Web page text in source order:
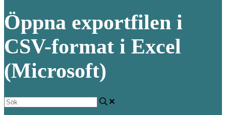
Öppna exportfilen i
CSV-format i Excel
(Microsoft)